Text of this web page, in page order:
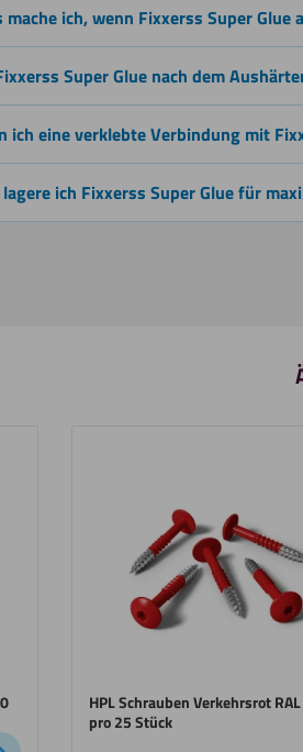
mache ich, wenn Fixxerss Super Glue
Super Glue nach dem
ich eine verklebte Verbindung mit
ich Fixxerss Super Glue für
HPL Schrauben Verkehrsrot
pro 25 Stück